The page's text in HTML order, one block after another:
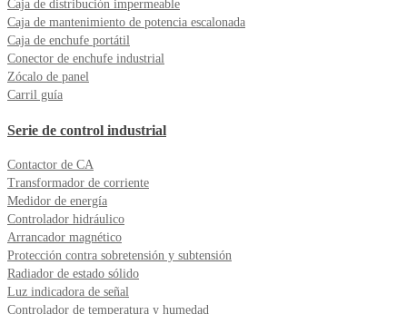
Caja de distribución impermeable
Caja de mantenimiento de potencia escalonada
Caja de enchufe portátil
Conector de enchufe industrial
Zócalo de panel
Carril guía
Serie de control industrial
Contactor de CA
Transformador de corriente
Medidor de energía
Controlador hidráulico
Arrancador magnético
Protección contra sobretensión y subtensión
Radiador de estado sólido
Luz indicadora de señal
Controlador de temperatura y humedad